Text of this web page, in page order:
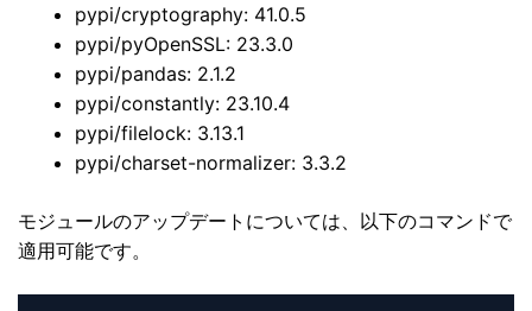
pypi/cryptography: 41.0.5
pypi/pyOpenSSL: 23.3.0
pypi/pandas: 2.1.2
pypi/constantly: 23.10.4
pypi/filelock: 3.13.1
pypi/charset-normalizer: 3.3.2
モジュールのアップデートについては、以下のコマンドで
適用可能です。